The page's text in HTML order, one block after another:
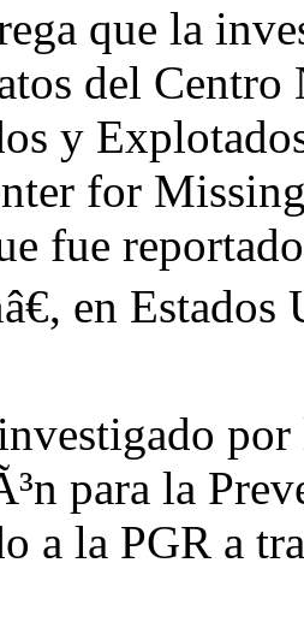
que la
del
y
for
fue
en Estados
para la
a la PGR a